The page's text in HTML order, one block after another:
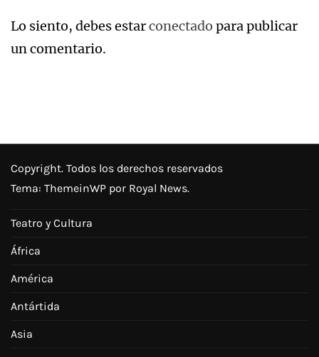
Lo siento, debes estarconectado para publicar
un comentario.
Copyright. Todos los derechos reservados
Tema: ThemeinWP por Royal News.
Teatro y Cultura
África
América
Antártida
Asia